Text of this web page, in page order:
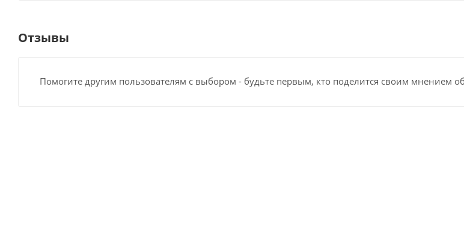
Отзывы
Помогите другим пользователям с выбором - будьте первым, кто поделится своим мнением